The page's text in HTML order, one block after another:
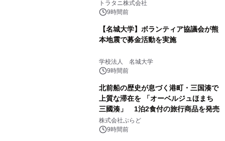
説
トラタニ株式会社
9時間前
【名城大学】ボランティア協議会が熊
本地震で募金活動を実施
学校法人 名城大学
9時間前
北前船の歴史が息づく港町・三国湊で
上質な滞在を 「オーベルジュほまち
三國湊」 1泊2食付の旅行商品を発売
株式会社ぷらど
9時間前